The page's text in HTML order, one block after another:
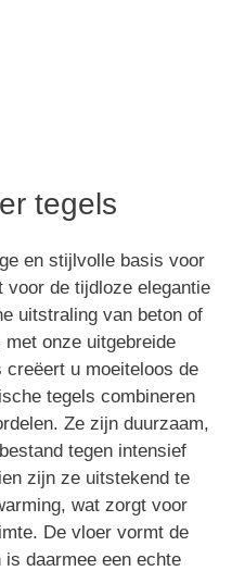
tegels
en stijlvolle basis voor
voor de tijdloze elegantie
uitstraling van beton of
onze uitgebreide
u moeiteloos de
tegels combineren
Ze zijn duurzaam,
tegen intensief
zijn ze uitstekend te
wat zorgt voor
De vloer vormt de
daarmee een echte